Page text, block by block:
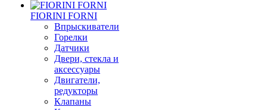
FIORINI FORNI
Впрыскиватели
Горелки
Датчики
Двери, стекла и
аксессуары
Двигатели,
редукторы
Клапаны